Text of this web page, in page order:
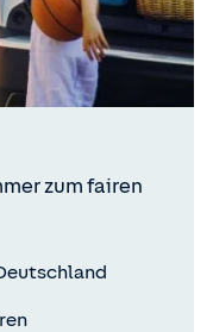
zum fairen